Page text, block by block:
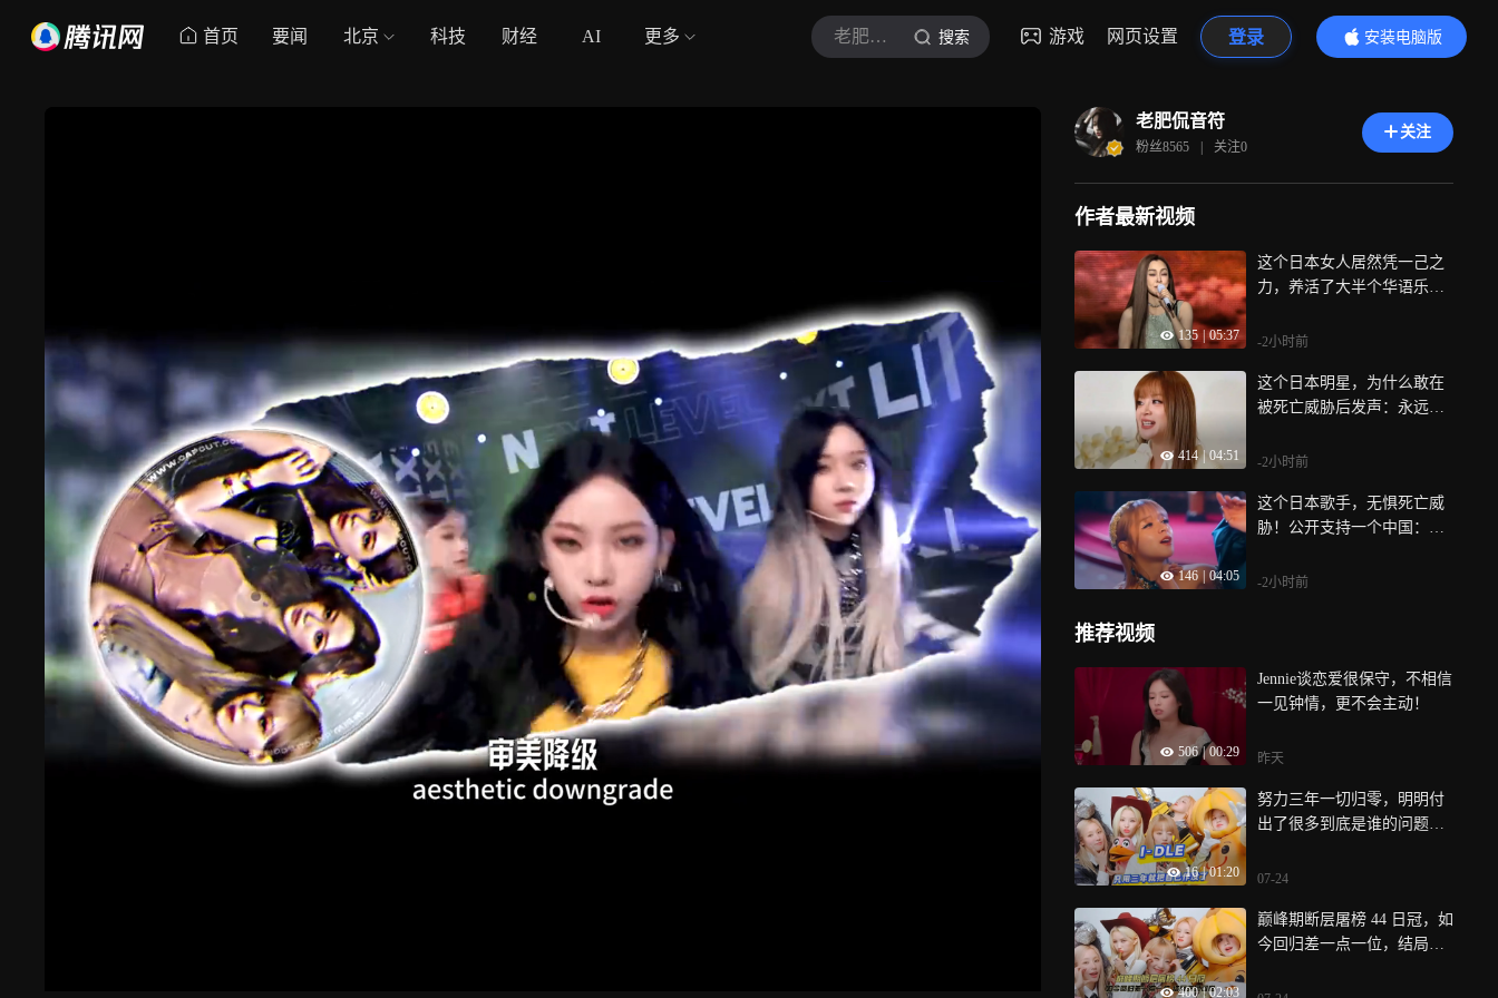
首页 要闻 北京 科技 财经 AI 更多 老肥侃音符 搜索 游戏 网页设置 登录
安装电脑版
内容更精彩
老肥侃音符
粉丝8565 | 关注0
关注
作者最新视频
135 05:37
这个日本女人居然凭一己之
力，养活了大半个华语乐
-2小时前
414 | 04:51
这个日本明星，为什么敢在
被死亡威胁后发声：永远支
-2小时前
146 04:05
这个日本歌手，无惧死亡威
胁！公开支持一个中国：美
-2小时前
推荐视频
506 | 00:29
Jennie谈恋爱很保守，不相信
一见钟情，更不会主动！
昨天
16 | 01:20
努力三年一切归零，明明付
出了很多到底是谁的问题？
07-24
400 | 02:03
巅峰期断层屠榜 44 日冠，如
今回归差一点一位，结局满